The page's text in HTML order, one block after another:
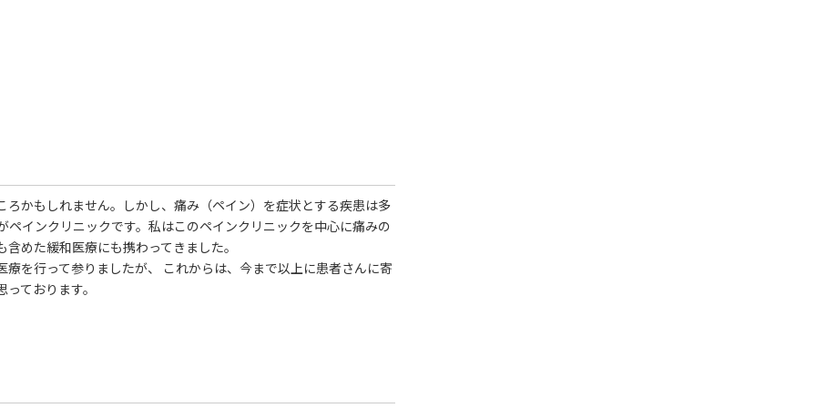
かもしれません。しかし、痛み（ペイン）を症状とする疾患は多
インクリニックです。私はこのペインクリニックを中心に痛みの
めた緩和医療にも携わってきました。
を行って参りましたが、 これからは、今まで以上に患者さんに寄
ております。